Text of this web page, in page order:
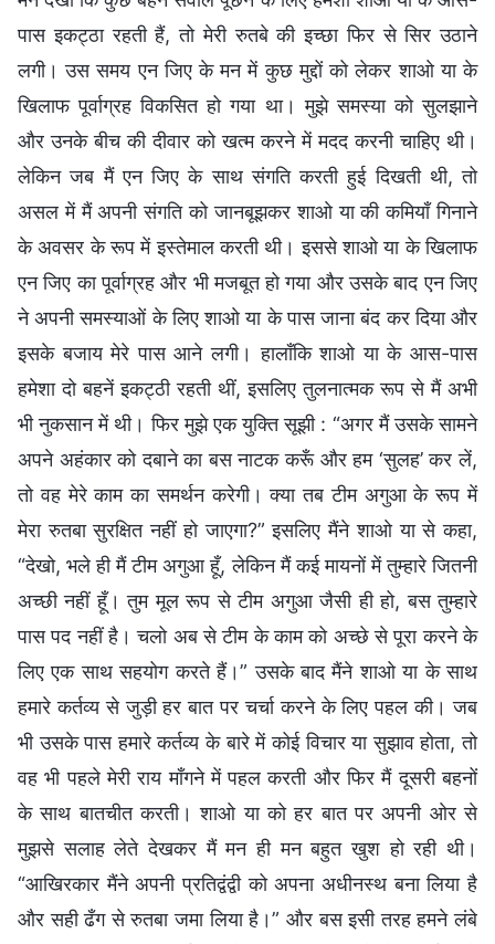
पास इकट्ठा रहती हैं, तो मेरी रुतबे की इच्छा फिर से सिर उठाने
लगी। उस समय एन जिए के मन में कुछ मुद्दों को लेकर शाओ या के
खिलाफ पूर्वाग्रह विकसित हो गया था। मुझे समस्या को सुलझाने
और उनके बीच की दीवार को खत्म करने में मदद करनी चाहिए थी।
लेकिन जब मैं एन जिए के साथ संगति करती हुई दिखती थी, तो
असल में मैं अपनी संगति को जानबूझकर शाओ या की कमियाँ गिनाने
के अवसर के रूप में इस्तेमाल करती थी। इससे शाओ या के खिलाफ
एन जिए का पूर्वाग्रह और भी मजबूत हो गया और उसके बाद एन जिए
ने अपनी समस्याओं के लिए शाओ या के पास जाना बंद कर दिया और
इसके बजाय मेरे पास आने लगी। हालाँकि शाओ या के आस-पास
हमेशा दो बहनें इकट्ठी रहती थीं, इसलिए तुलनात्मक रूप से मैं अभी
भी नुकसान में थी। फिर मुझे एक युक्ति सूझी : “अगर मैं उसके सामने
अपने अहंकार को दबाने का बस नाटक करूँ और हम ‘सुलह’ कर लें,
तो वह मेरे काम का समर्थन करेगी। क्या तब टीम अगुआ के रूप में
मेरा रुतबा सुरक्षित नहीं हो जाएगा?” इसलिए मैंने शाओ या से कहा,
“देखो, भले ही मैं टीम अगुआ हूँ, लेकिन मैं कई मायनों में तुम्हारे जितनी
अच्छी नहीं हूँ। तुम मूल रूप से टीम अगुआ जैसी ही हो, बस तुम्हारे
पास पद नहीं है। चलो अब से टीम के काम को अच्छे से पूरा करने के
लिए एक साथ सहयोग करते हैं।” उसके बाद मैंने शाओ या के साथ
हमारे कर्तव्य से जुड़ी हर बात पर चर्चा करने के लिए पहल की। जब
भी उसके पास हमारे कर्तव्य के बारे में कोई विचार या सुझाव होता, तो
वह भी पहले मेरी राय माँगने में पहल करती और फिर मैं दूसरी बहनों
के साथ बातचीत करती। शाओ या को हर बात पर अपनी ओर से
मुझसे सलाह लेते देखकर मैं मन ही मन बहुत खुश हो रही थी।
“आखिरकार मैंने अपनी प्रतिद्वंद्वी को अपना अधीनस्थ बना लिया है
और सही ढँग से रुतबा जमा लिया है।” और बस इसी तरह हमने लंबे